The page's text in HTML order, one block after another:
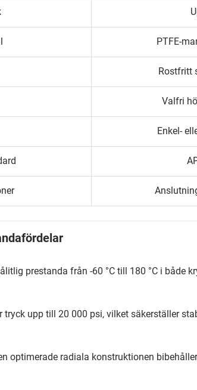
PTFE-
Rostfritt
Valfri
Enkel-
prestanda från -60 °C till 180 °C i både
tryck upp till 20 000 psi, vilket säkerställer
optimerade radiala konstruktionen